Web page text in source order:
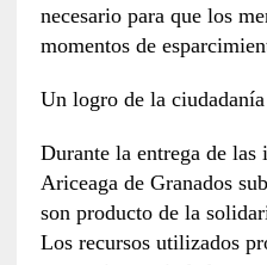
necesario para que los
momentos de
Un logro de la ciudadanía
Durante la entrega de las
Ariceaga de Granados
son producto de la
Los recursos utilizados